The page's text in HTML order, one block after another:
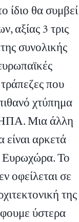
ίδιο θα συμβεί
αξίας 3 τρις
συνολικής
που
χτύπημα
ΗΠΑ. Μια άλλη
είναι αρκετά
Ευρωχώρα. Το
οφείλεται σε
της
ύστερα